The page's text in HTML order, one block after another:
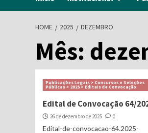
HOME 2025 DEZEMBRO
Mês:
Publicações Legais > Concursos e Seleções
Públicas > 2025 > Editais de Convocação
Edital de Convocação 64/
26 de dezembro de 2025 0
Edital-de-convocacao-64.2025-